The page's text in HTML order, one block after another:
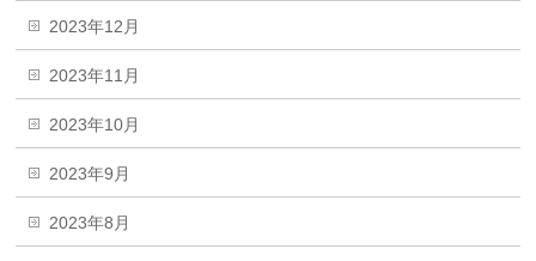
2023年12月
2023年11月
2023年10月
2023年9月
2023年8月